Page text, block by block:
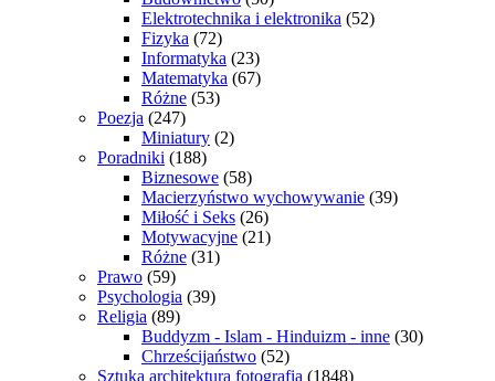
Elektrotechnika i elektronika (52)
Fizyka (72)
Informatyka (23)
Matematyka (67)
Różne (53)
Poezja (247)
Miniatury (2)
Poradniki (188)
Biznesowe (58)
Macierzyństwo wychowywanie (39)
Miłość i Seks (26)
Motywacyjne (21)
Różne (31)
Prawo (59)
Psychologia (39)
Religia (89)
Buddyzm - Islam - Hinduizm - inne (30)
Chrześcijaństwo (52)
Sztuka architektura fotografia (1848)